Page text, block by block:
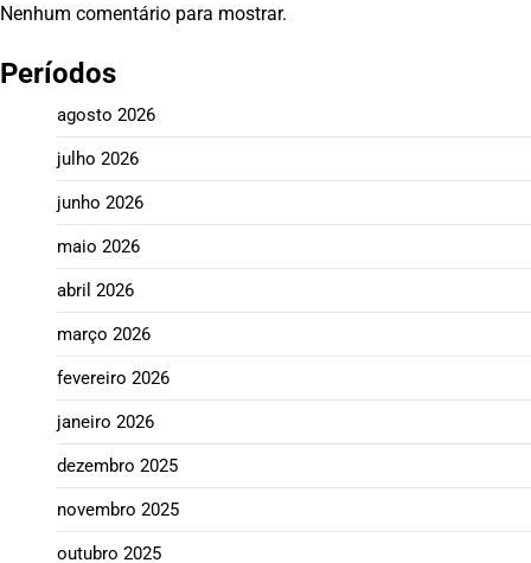
Nenhum comentário para mostrar.
Períodos
agosto 2026
julho 2026
junho 2026
maio 2026
abril 2026
março 2026
fevereiro 2026
janeiro 2026
dezembro 2025
novembro 2025
outubro 2025